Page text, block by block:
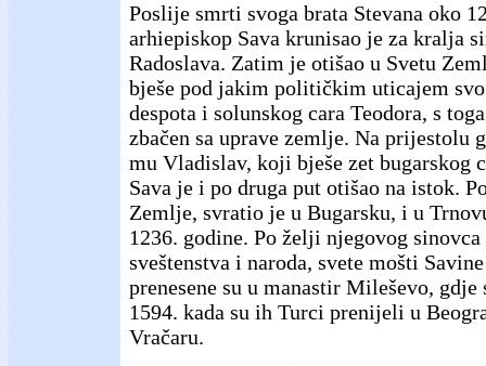
Poslije smrti svoga brata Stevana oko
arhiepiskop Sava krunisao je za kralja
Radoslava. Zatim je otišao u Svetu
bješe pod jakim političkim uticajem
despota i solunskog cara Teodora, s
zbačen sa uprave zemlje. Na prijestolu
mu Vladislav, koji bješe zet bugarskog
Sava je i po druga put otišao na istok.
Zemlje, svratio je u Bugarsku, i u
1236. godine. Po želji njegovog
sveštenstva i naroda, svete mošti
prenesene su u manastir Mileševo, gdje
1594. kada su ih Turci prenijeli u
Vračaru.